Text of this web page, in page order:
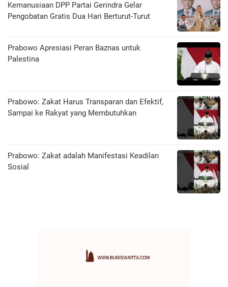
Kemanusiaan DPP Partai Gerindra Gelar
Pengobatan Gratis Dua Hari Berturut-Turut
Prabowo Apresiasi Peran Baznas untuk
Palestina
Prabowo: Zakat Harus Transparan dan Efektif,
Sampai ke Rakyat yang Membutuhkan
Prabowo: Zakat adalah Manifestasi Keadilan
Sosial